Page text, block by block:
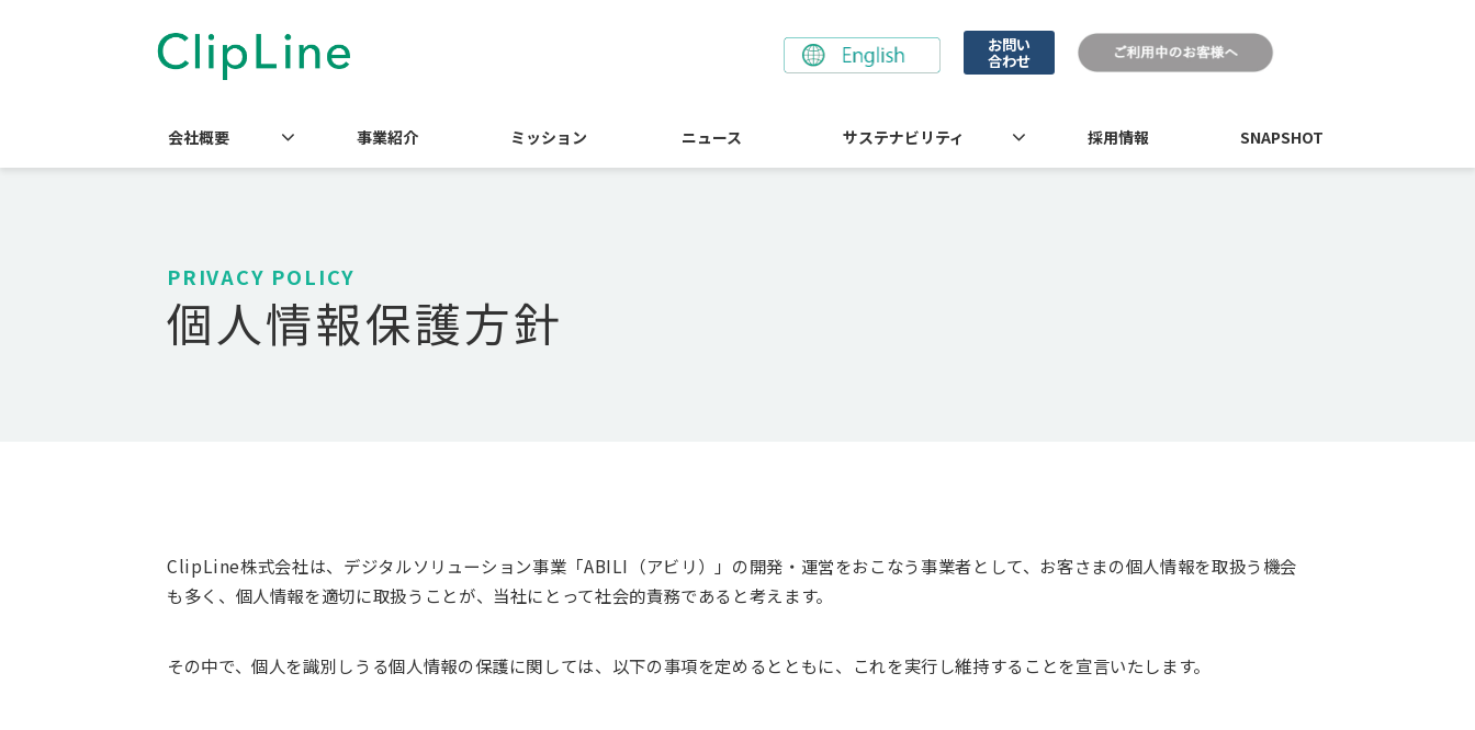
お問い
合わせ
会社概要 事業紹介 ミッション ニュース サステナビリティ 採用情報 SNAPSHOT
PRIVACY POLICY
個人情報保護方針
ClipLine株式会社は、デジタルソリューション事業「ABILI（アビリ）」の開発・運営をおこなう事業者として、お客さまの個人情報を取扱う機会
も多く、個人情報を適切に取扱うことが、当社にとって社会的責務であると考えます。
その中で、個人を識別しうる個人情報の保護に関しては、以下の事項を定めるとともに、これを実行し維持することを宣言いたします。